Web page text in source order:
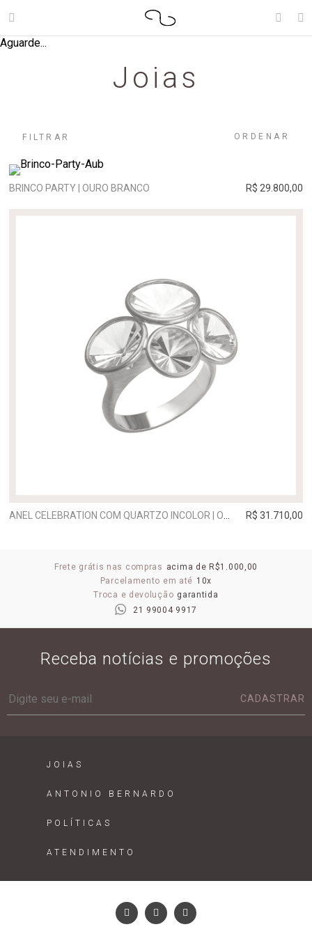
Aguarde...
Joias
FILTRAR ORDENAR
BRINCO PARTY | OURO BRANCO R$ 29.800,00
R$ 31.710,00
Frete grátis nas compras acima de R$1.000,00
Parcelamento em até 10x
Troca e devolução garantida
21 99004 9917
Receba notícias e promoções
CADASTRAR
JOIAS
ANTONIO BERNARDO
POLÍTICAS
ATENDIMENTO